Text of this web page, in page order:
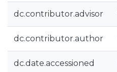
dc.contributor.advisor
dc.contributor.author
dc.date.accessioned